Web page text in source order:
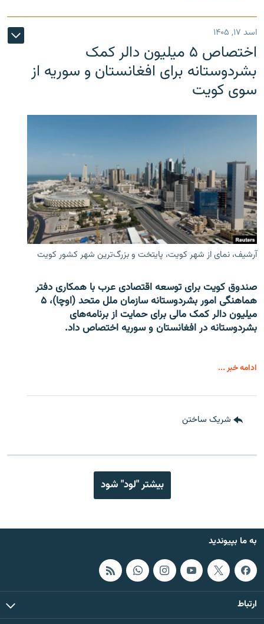
اسد ۱۷, ۱۴۰۵
اختصاص ۵ میلیون دالر کمک
بشردوستانه برای افغانستان و سوریه از
سوی کویت
آرشیف، نمای از شهر کویت، پایتخت و بزرگ‌ترین شهر کشور کویت
صندوق کویت برای توسعه اقتصادی عرب با همکاری دفتر
هماهنگی امور بشردوستانه سازمان ملل متحد (اوچا)، ۵
میلیون دالر کمک مالی برای حمایت از برنامه‌های
بشردوستانه در افغانستان و سوریه اختصاص داد.
ادامه خبر ...
شریک ساختن
بیشتر "لود" شود
به ما بپیوندید
ارتباط